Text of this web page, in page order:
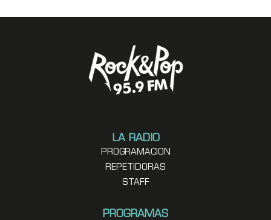
LA RADIO
PROGRAMACION
REPETIDORAS
STAFF
PROGRAMAS